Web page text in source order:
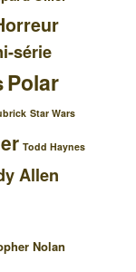
série
Polar
Star Wars
Todd Haynes
Allen
Nolan